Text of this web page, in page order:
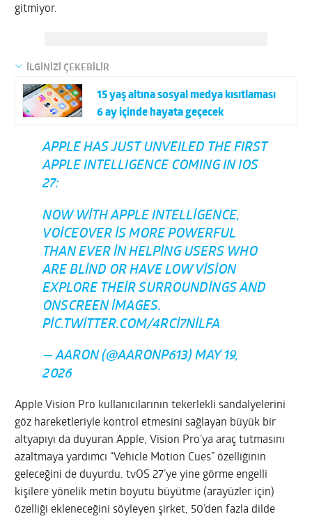
gitmiyor.
İLGİNİZİ ÇEKEBİLİR
15 yaş altına sosyal medya kısıtlaması
6 ay içinde hayata geçecek
APPLE HAS JUST UNVEILED THE FIRST
APPLE INTELLIGENCE COMING IN IOS
27:
NOW WITH APPLE INTELLIGENCE,
VOICEOVER IS MORE POWERFUL
THAN EVER IN HELPING USERS WHO
ARE BLIND OR HAVE LOW VISION
EXPLORE THEIR SURROUNDINGS AND
ONSCREEN IMAGES.
PIC.TWITTER.COM/4RCI7NILFA
— AARON (@AARONP613)MAY 19,
2026
Apple Vision Pro kullanıcılarının tekerlekli sandalyelerini
göz hareketleriyle kontrol etmesini sağlayan büyük bir
altyapıyı da duyuran Apple, Vision Pro’ya araç tutmasını
azaltmaya yardımcı “Vehicle Motion Cues” özelliğinin
geleceğini de duyurdu. tvOS 27’ye yine görme engelli
kişilere yönelik metin boyutu büyütme (arayüzler için)
özelliği ekleneceğini söyleyen şirket, 50’den fazla dilde